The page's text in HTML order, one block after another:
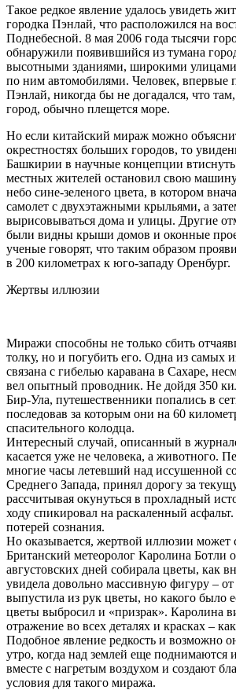
Такое редкое явление удалось увидеть
городка Пэнлай, что расположился на
Поднебесной. 8 мая 2006 года тысячи
обнаружили появившийся из тумана
высотными зданиями, широкими
по ним автомобилями. Человек, впервые
Пэнлай, никогда бы не догадался, что
город, обычно плещется море.
Но если китайский мираж можно
окрестностях больших городов, то
Башкирии в научные концепции
местных жителей остановил свою
небо сине-зеленого цвета, в котором
самолет с двухэтажными крыльями, а
вырисовываться дома и улицы. Другие
были видны крыши домов и оконные
ученые говорят, что таким образом
в 200 километрах к юго-западу Оренбург.
Жертвы иллюзии
Миражи способны не только сбить
толку, но и погубить его. Одна из самых
связана с гибелью каравана в Сахаре,
вел опытный проводник. Не дойдя 350
Бир-Ула, путешественники попались в
последовав за которым они на 60
спасительного колодца.
Интересный случай, описанный в
касается уже не человека, а животного.
многие часы летевший над иссушенной
Среднего Запада, принял дорогу за
рассчитывая окунуться в прохладный
ходу спикировал на раскаленный
потерей сознания.
Но оказывается, жертвой иллюзии может
Британский метеоролог Каролина Ботли
августовских дней собирала цветы, как
увидела довольно массивную фигуру –
выпустила из рук цветы, но какого было
цветы выбросил и «призрак». Каролина
отражение во всех деталях и красках –
Подобное явление редкость и возможно
утро, когда над землей еще поднимаются
вместе с нагретым воздухом и создают
условия для такого миража.